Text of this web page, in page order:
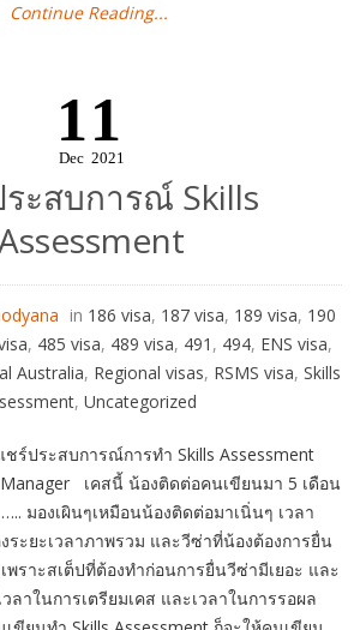
Continue Reading...
11
Dec 2021
ะสบการณ์ Skills
in 186 visa, 187 visa, 189 visa, 190
, 485 visa, 489 visa, 491 , 494, ENS visa,
Australia, Regional visas, RSMS visa, Skills
, Uncategorized
ร์ประสบการณ์การทำ Skills Assessment
เคสนี้ น้องติดต่อคนเขียนมา 5 เดือน
มองเผินๆเหมือนน้องติดต่อมาเนิ่นๆ เวลา
ระยะเวลาภาพรวม และวีซ่าที่น้องต้องการยื่น
เพราะสเต็ปที่ต้องทำก่อนการยื่นวีซ่ามีเยอะ และ
ลาในการเตรียมเคส และเวลาในการรอผล